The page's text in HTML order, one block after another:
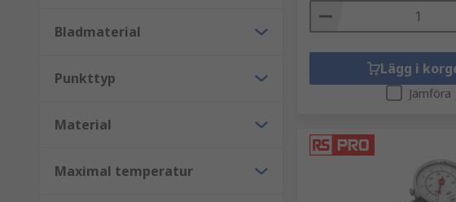
Bladmaterial
Punkttyp
Material
Maximal temperatur
Lägg i
Jämföra